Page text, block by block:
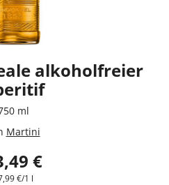
alkoholfreier
ml
Martini
€
€/1 l